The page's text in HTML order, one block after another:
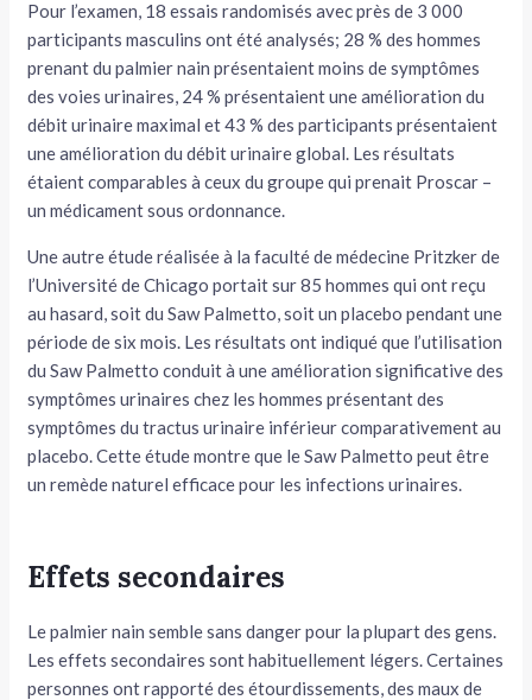
Pour l’examen, 18 essais randomisés avec près de 3 000
participants masculins ont été analysés; 28 % des hommes
prenant du palmier nain présentaient moins de symptômes
des voies urinaires, 24 % présentaient une amélioration du
débit urinaire maximal et 43 % des participants présentaient
une amélioration du débit urinaire global. Les résultats
étaient comparables à ceux du groupe qui prenait Proscar –
un médicament sous ordonnance.
Une autre étude réalisée à la faculté de médecine Pritzker de
l’Université de Chicago portait sur 85 hommes qui ont reçu
au hasard, soit du Saw Palmetto, soit un placebo pendant une
période de six mois. Les résultats ont indiqué que l’utilisation
du Saw Palmetto conduit à une amélioration significative des
symptômes urinaires chez les hommes présentant des
symptômes du tractus urinaire inférieur comparativement au
placebo. Cette étude montre que le Saw Palmetto peut être
un remède naturel efficace pour les infections urinaires.
Effets secondaires
Le palmier nain semble sans danger pour la plupart des gens.
Les effets secondaires sont habituellement légers. Certaines
personnes ont rapporté des étourdissements, des maux de